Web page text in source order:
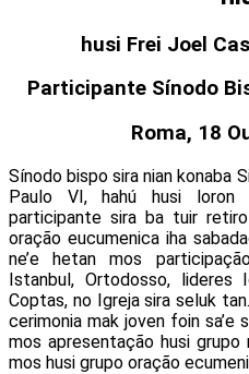
husi Frei Joel
Participante Sínodo
Roma, 18
Sínodo bispo sira nian konaba
Paulo VI, hahú husi loron
participante sira ba tuir
oração eucumenica iha
ne’e hetan mos
Istanbul, Ortodosso, lideres
Coptas, no Igreja sira seluk
cerimonia mak joven foin sa’e
mos apresentação husi grupo
mos husi grupo oração